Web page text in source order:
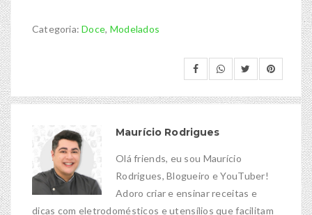
Categoria:Doce, Modelados
Maurício Rodrigues
Olá friends, eu sou Maurício
Rodrigues, Blogueiro e YouTuber!
Adoro criar e ensinar receitas e
dicas com eletrodomésticos e utensílios que facilitam